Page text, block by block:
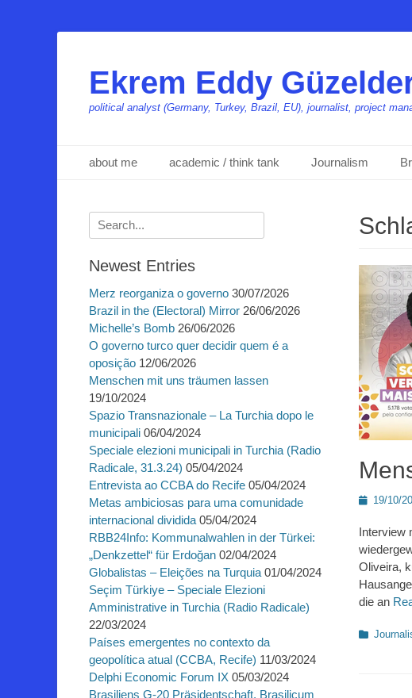
Ekrem Eddy
political analyst (Germany, Turkey, Brazil, EU), journalist, project
Primäres Menü
Inhalt
about me academic / think tank Journalism
Posted
19/10/
Interview
Oliveira,
die an
Kategorien
Suchen
nach:
Newest Entries
Merz reorganiza o governo 30/07/2026
Brazil in the (Electoral) Mirror 26/06/2026
Michelle’s Bomb 26/06/2026
O governo turco quer decidir quem é a
oposição 12/06/2026
Menschen mit uns träumen lassen
19/10/2024
Spazio Transnazionale – La Turchia dopo le
municipali 06/04/2024
Speciale elezioni municipali in Turchia (Radio
Radicale, 31.3.24) 05/04/2024
Entrevista ao CCBA do Recife 05/04/2024
Metas ambiciosas para uma comunidade
internacional dividida 05/04/2024
RBB24Info: Kommunalwahlen in der Türkei:
„Denkzettel“ für Erdoğan 02/04/2024
Globalistas – Eleições na Turquia 01/04/2024
Seçim Türkiye – Speciale Elezioni
Amministrative in Turchia (Radio Radicale)
22/03/2024
Países emergentes no contexto da
geopolítica atual (CCBA, Recife) 11/03/2024
Delphi Economic Forum IX 05/03/2024
Brasiliens G-20 Präsidentschaft, Brasilicum